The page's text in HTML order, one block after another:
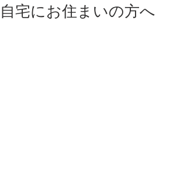
自宅にお住まいの方へ